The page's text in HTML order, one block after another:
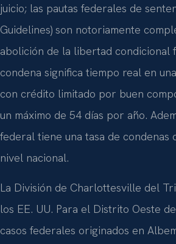
juicio; las pautas federales de
Guidelines) son notoriamente
abolición de la libertad condicional
condena significa tiempo real en
con crédito limitado por buen
un máximo de 54 días por año.
federal tiene una tasa de condenas
nivel nacional.
La División de Charlottesville del
los EE. UU. Para el Distrito Oeste
casos federales originados en